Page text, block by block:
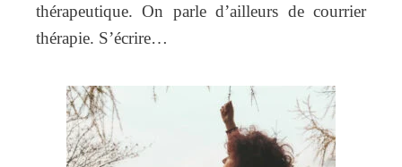
thérapeutique. On parle d’ailleurs de courrier
thérapie. S’écrire…